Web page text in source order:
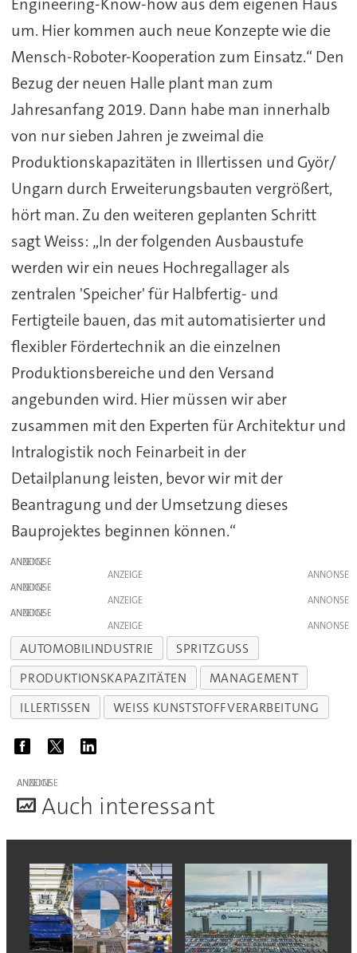
um. Hier kommen auch neue Konzepte wie die
Mensch-Roboter-Kooperation zum Einsatz.“ Den
Bezug der neuen Halle plant man zum
Jahresanfang 2019. Dann habe man innerhalb
von nur sieben Jahren je zweimal die
Produktionskapazitäten in Illertissen und Györ/
Ungarn durch Erweiterungsbauten vergrößert,
hört man. Zu den weiteren geplanten Schritt
sagt Weiss: „In der folgenden Ausbaustufe
werden wir ein neues Hochregallager als
zentralen 'Speicher' für Halbfertig- und
Fertigteile bauen, das mit automatisierter und
flexibler Fördertechnik an die einzelnen
Produktionsbereiche und den Versand
angebunden wird. Hier müssen wir aber
zusammen mit den Experten für Architektur und
Intralogistik noch Feinarbeit in der
Detailplanung leisten, bevor wir mit der
Beantragung und der Umsetzung dieses
Bauprojektes beginnen können.“
ANZEIGE
ANZEIGE
ANZEIGE
ANZEIGE
ANZEIGE
ANZEIGE
AUTOMOBILINDUSTRIE
SPRITZGUSS
PRODUKTIONSKAPAZITÄTEN
MANAGEMENT
ILLERTISSEN
WEISS KUNSTSTOFFVERARBEITUNG
ANZEIGE
Auch interessant